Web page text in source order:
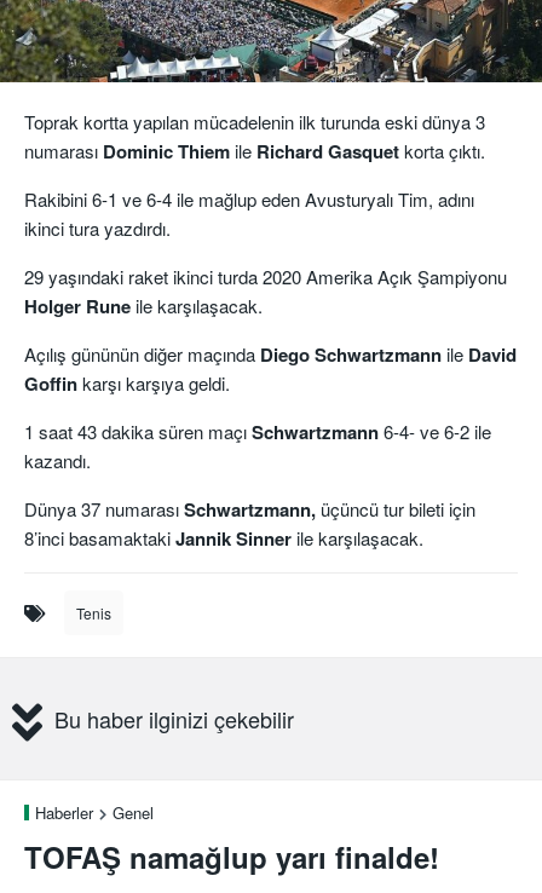
Toprak kortta yapılan mücadelenin ilk turunda eski dünya 3
numarası Dominic Thiemile Richard Gasquetkorta çıktı.
Rakibini 6-1 ve 6-4 ile mağlup eden Avusturyalı Tim, adını
ikinci tura yazdırdı.
29 yaşındaki raket ikinci turda 2020 Amerika Açık Şampiyonu
Holger Runeile karşılaşacak.
Açılış gününün diğer maçında Diego Schwartzmannile David
Goffinkarşı karşıya geldi.
1 saat 43 dakika süren maçıSchwartzmann6-4- ve 6-2 ile
kazandı.
Dünya 37 numarasıSchwartzmann, üçüncü tur bileti için
8’inci basamaktakiJannik Sinnerile karşılaşacak.
Tenis
Bu haber ilginizi çekebilir
Haberler Genel
TOFAŞ namağlup yarı finalde!